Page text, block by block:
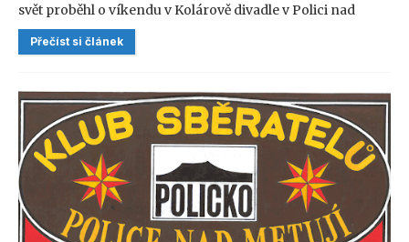
svět proběhl o víkendu v Kolárově divadle v Polici nad
Metují.
Přečíst si článek